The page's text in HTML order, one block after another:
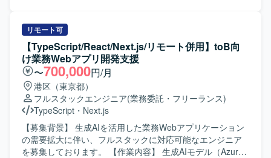
ることで、フルスタックとして広い技術領域に携わること
ができます。 非機能要件や品質保証にも深く関わるため、
サービスグロースと技術的チャレンジの両方を経験してい
ただけます。 【開発環境】 React NativeおよびExpoを用い
たネイティブアプリ開発環境です。 HonoとTypeScriptを用
いたAPI・サーバーサイド開発環境です。 Google Cloud
Platform上でのシステム構成およびデータベース連携環境で
す。 テストコードやE2Eテストツールを用いた自動テスト
環境が整備されております。
だきます。製造実行システム（MES）導入フェーズにおけ
る基本設計からテストまでの工程を担当し、必要に応じて
顧客との打合せにも参加いただきます。既に参画している
PM/PLおよびBPメンバーと連携しながら、現場帳票の業務
を理解したうえでシステム要件への落とし込みや実装を進
めていただきます。 【求める人物像】 製造業の業務や現場
帳票の役割を理解しながら、自ら主体的に課題を整理し提
案・実装までつなげられる方を求めております。チームメ
ンバーや顧客と円滑にコミュニケーションを取りつつ、基
本設計以降の工程を着実に推進いただける方が望ましいで
す。 【ポジションの魅力】 製造業の現場DXを推進する大規
リモート可
【TypeScript/React/Next.js/リモート併用】toB向
け業務Webアプリ開発支援
〜700,000円/月
港区（東京都）
フルスタックエンジニア(業務委託・フリーランス)
TypeScript ・ Next.js
【募集背景】 生成AIを活用した業務Webアプリケーション
の需要拡大に伴い、フルスタックに対応可能なエンジニア
を募集しております。 【作業内容】 生成AIモデル（Azure